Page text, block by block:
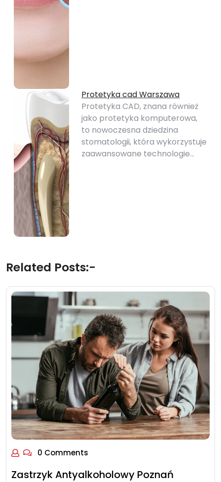
Protetyka cad Warszawa
Protetyka CAD, znana również
jako protetyka komputerowa,
to nowoczesna dziedzina
stomatologii, która wykorzystuje
zaawansowane technologie…
Related Posts:-
0 Comments
Zastrzyk Antyalkoholowy Poznań